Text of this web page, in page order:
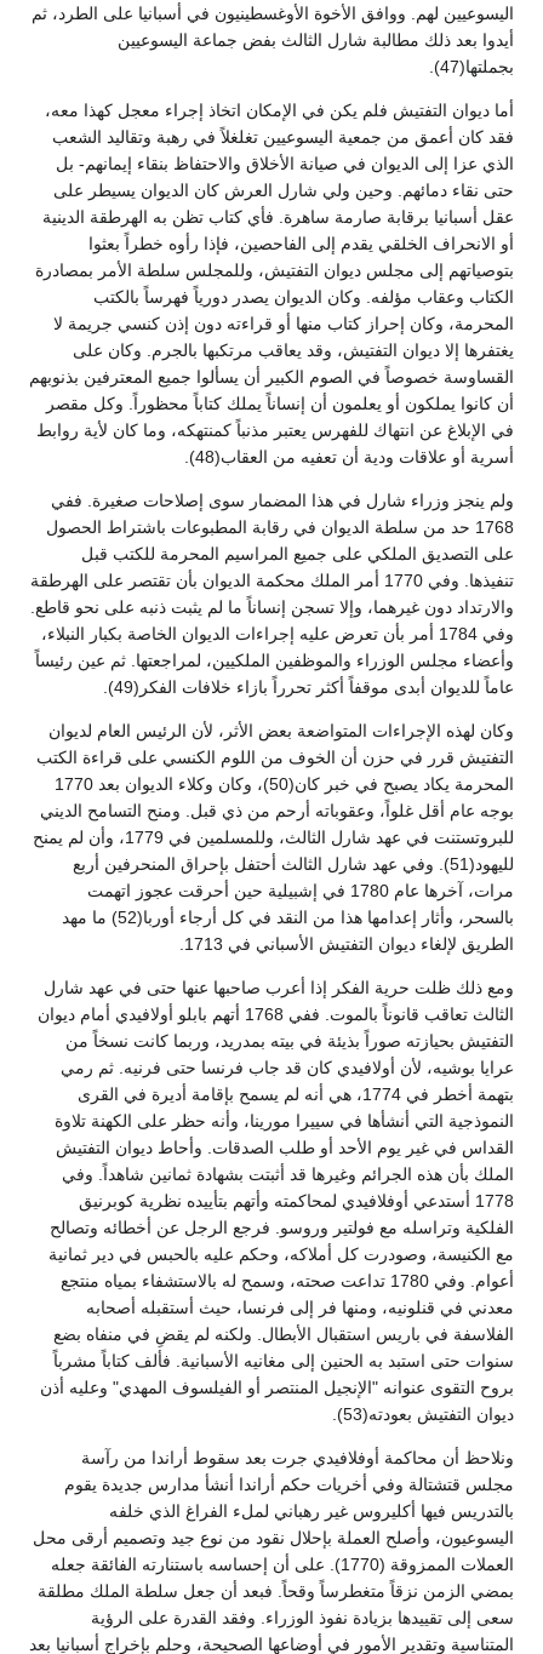
اليسوعيين لهم. ووافق الأخوة الأوغسطينيون في أسبانيا على الطرد، ثم
أيدوا بعد ذلك مطالبة شارل الثالث بفض جماعة اليسوعيين
بجملتها(47).
أما ديوان التفتيش فلم يكن في الإمكان اتخاذ إجراء معجل كهذا معه،
فقد كان أعمق من جمعية اليسوعيين تغلغلاً في رهبة وتقاليد الشعب
الذي عزا إلى الديوان في صيانة الأخلاق والاحتفاظ بنقاء إيمانهم- بل
حتى نقاء دمائهم. وحين ولي شارل العرش كان الديوان يسيطر على
عقل أسبانيا برقابة صارمة ساهرة. فأي كتاب تظن به الهرطقة الدينية
أو الانحراف الخلقي يقدم إلى الفاحصين، فإذا رأوه خطراً بعثوا
بتوصياتهم إلى مجلس ديوان التفتيش، وللمجلس سلطة الأمر بمصادرة
الكتاب وعقاب مؤلفه. وكان الديوان يصدر دورياً فهرساً بالكتب
المحرمة، وكان إحراز كتاب منها أو قراءته دون إذن كنسي جريمة لا
يغتفرها إلا ديوان التفتيش، وقد يعاقب مرتكبها بالجرم. وكان على
القساوسة خصوصاً في الصوم الكبير أن يسألوا جميع المعترفين بذنوبهم
أن كانوا يملكون أو يعلمون أن إنساناً يملك كتاباً محظوراً. وكل مقصر
في الإبلاغ عن انتهاك للفهرس يعتبر مذنباً كمنتهكه، وما كان لأية روابط
أسرية أو علاقات ودية أن تعفيه من العقاب(48).
ولم ينجز وزراء شارل في هذا المضمار سوى إصلاحات صغيرة. ففي
1768 حد من سلطة الديوان في رقابة المطبوعات باشتراط الحصول
على التصديق الملكي على جميع المراسيم المحرمة للكتب قبل
تنفيذها. وفي 1770 أمر الملك محكمة الديوان بأن تقتصر على الهرطقة
والارتداد دون غيرهما، وإلا تسجن إنساناً ما لم يثبت ذنبه على نحو قاطع.
وفي 1784 أمر بأن تعرض عليه إجراءات الديوان الخاصة بكبار النبلاء،
وأعضاء مجلس الوزراء والموظفين الملكيين، لمراجعتها. ثم عين رئيساً
عاماً للديوان أبدى موقفاً أكثر تحرراً بازاء خلافات الفكر(49).
وكان لهذه الإجراءات المتواضعة بعض الأثر، لأن الرئيس العام لديوان
التفتيش قرر في حزن أن الخوف من اللوم الكنسي على قراءة الكتب
المحرمة يكاد يصبح في خبر كان(50)، وكان وكلاء الديوان بعد 1770
بوجه عام أقل غلواً، وعقوباته أرحم من ذي قبل. ومنح التسامح الديني
للبروتستنت في عهد شارل الثالث، وللمسلمين في 1779، وأن لم يمنح
لليهود(51). وفي عهد شارل الثالث أحتفل بإحراق المنحرفين أربع
مرات، آخرها عام 1780 في إشبيلية حين أحرقت عجوز اتهمت
بالسحر، وأثار إعدامها هذا من النقد في كل أرجاء أوربا(52) ما مهد
الطريق لإلغاء ديوان التفتيش الأسباني في 1713.
ومع ذلك ظلت حرية الفكر إذا أعرب صاحبها عنها حتى في عهد شارل
الثالث تعاقب قانوناً بالموت. ففي 1768 أتهم بابلو أولافيدي أمام ديوان
التفتيش بحيازته صوراً بذيئة في بيته بمدريد، وربما كانت نسخاً من
عرايا بوشيه، لأن أولافيدي كان قد جاب فرنسا حتى فرنيه. ثم رمي
بتهمة أخطر في 1774، هي أنه لم يسمح بإقامة أديرة في القرى
النموذجية التي أنشأها في سييرا مورينا، وأنه حظر على الكهنة تلاوة
القداس في غير يوم الأحد أو طلب الصدقات. وأحاط ديوان التفتيش
الملك بأن هذه الجرائم وغيرها قد أثبتت بشهادة ثمانين شاهداً. وفي
1778 أستدعي أوفلافيدي لمحاكمته وأتهم بتأييده نظرية كوبرنيق
الفلكية وتراسله مع فولتير وروسو. فرجع الرجل عن أخطائه وتصالح
مع الكنيسة، وصودرت كل أملاكه، وحكم عليه بالحبس في دير ثمانية
أعوام. وفي 1780 تداعت صحته، وسمح له بالاستشفاء بمياه منتجع
معدني في قنلونيه، ومنها فر إلى فرنسا، حيث أستقبله أصحابه
الفلاسفة في باريس استقبال الأبطال. ولكنه لم يقضِ في منفاه بضع
سنوات حتى استبد به الحنين إلى مغانيه الأسبانية. فألف كتاباً مشرباً
بروح التقوى عنوانه "الإنجيل المنتصر أو الفيلسوف المهدي" وعليه أذن
ديوان التفتيش بعودته(53).
ونلاحظ أن محاكمة أوفلافيدي جرت بعد سقوط أراندا من رآسة
مجلس قتشتالة وفي أخريات حكم أراندا أنشأ مدارس جديدة يقوم
بالتدريس فيها أكليروس غير رهباني لملء الفراغ الذي خلفه
اليسوعيون، وأصلح العملة بإحلال نقود من نوع جيد وتصميم أرقى محل
العملات الممزوقة (1770). على أن إحساسه باستنارته الفائقة جعله
بمضي الزمن نزقاً متغطرساً وقحاً. فبعد أن جعل سلطة الملك مطلقة
سعى إلى تقييدها بزيادة نفوذ الوزراء. وفقد القدرة على الرؤية
المتناسية وتقدير الأمور في أوضاعها الصحيحة، وحلم بإخراج أسبانيا بعد